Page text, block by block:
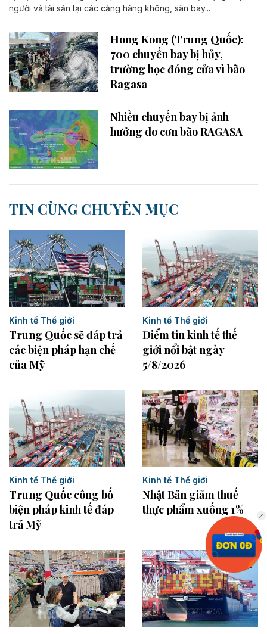
người và tài sản tại các cảng hàng không, sân bay...
Hong Kong (Trung Quốc):
700 chuyến bay bị hủy,
trường học đóng cửa vì bão
Ragasa
Nhiều chuyến bay bị ảnh
hưởng do cơn bão RAGASA
TIN CÙNG CHUYÊN MỤC
Kinh tế Thế giới
Trung Quốc sẽ đáp trả
các biện pháp hạn chế
của Mỹ
Kinh tế Thế giới
Điểm tin kinh tế thế
giới nổi bật ngày
5/8/2026
Kinh tế Thế giới
Trung Quốc công bố
biện pháp kinh tế đáp
trả Mỹ
Kinh tế Thế giới
Nhật Bản giảm thuế
thực phẩm xuống 1%